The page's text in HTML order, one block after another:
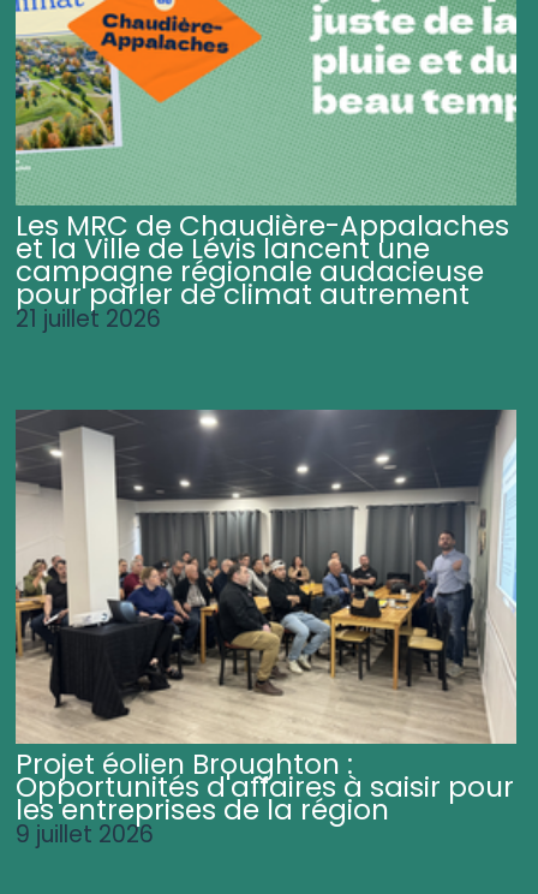
Les MRC de Chaudière-Appalaches
et la Ville de Lévis lancent une
campagne régionale audacieuse
pour parler de climat autrement
21 juillet 2026
Projet éolien Broughton :
Opportunités d'affaires à saisir pour
les entreprises de la région
9 juillet 2026